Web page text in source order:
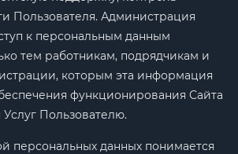
Пользователя. Администрация
к персональным данным
тем работникам, подрядчикам и
которым эта информация
функционирования Сайта
Пользователю.
персональных данных понимается